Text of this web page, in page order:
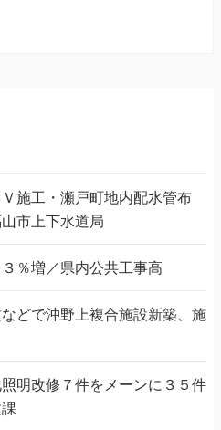
施工・瀬戸町地内配水管布
市上下水道局
％増／県内公共工事高
どで沖野上複合施設新築、施
明改修７件をメーンに３５件